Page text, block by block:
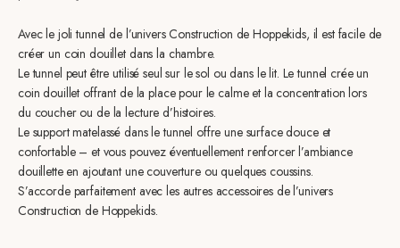
Avec le joli tunnel de l’univers Construction de Hoppekids, il est facile de
créer un coin douillet dans la chambre.
Le tunnel peut être utilisé seul sur le sol ou dans le lit. Le tunnel crée un
coin douillet offrant de la place pour le calme et la concentration lors
du coucher ou de la lecture d’histoires.
Le support matelassé dans le tunnel offre une surface douce et
confortable – et vous pouvez éventuellement renforcer l’ambiance
douillette en ajoutant une couverture ou quelques coussins.
S’accorde parfaitement avec les autres accessoires de l’univers
Construction de Hoppekids.